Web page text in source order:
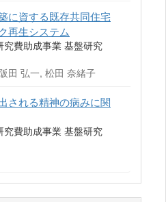
に資する既存共同住宅
再生システム
究費助成事業 基盤研究
田 弘一, 松田 奈緒子
される精神の病みに関
究費助成事業 基盤研究